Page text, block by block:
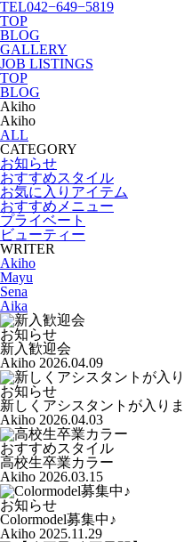
TEL042−649−5819
TOP
BLOG
GALLERY
JOB LISTINGS
TOP
BLOG
Akiho
Akiho
ALL
CATEGORY
お知らせ
おすすめスタイル
お気に入りアイテム
おすすめメニュー
プライベート
ビューティー
WRITER
Akiho
Mayu
Sena
Aika
お知らせ
新入歓迎会
Akiho 2026.04.09
お知らせ
新しくアシスタントが入り
Akiho 2026.04.03
おすすめスタイル
高校生卒業カラー
Akiho 2026.03.15
お知らせ
Colormodel募集中♪
Akiho 2025.11.29